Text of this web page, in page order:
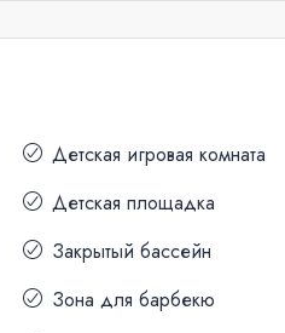
Детская игровая комната
Детская площадка
Закрытый бассейн
Зона для барбекю